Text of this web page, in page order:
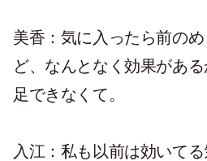
美香：気に入ったら前の
ど、なんとなく効果があ
足できなくて。
入江：私も以前は効いて